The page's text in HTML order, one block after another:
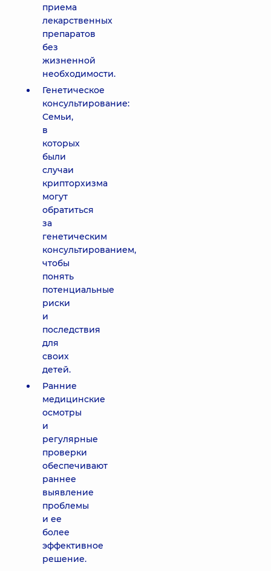
приема
лекарственных
препаратов
без
жизненной
необходимости.
Генетическое
консультирование:
Семьи,
в
которых
были
случаи
крипторхизма
могут
обратиться
за
генетическим
консультированием,
чтобы
понять
потенциальные
риски
и
последствия
для
своих
детей.
Ранние
медицинские
осмотры
и
регулярные
проверки
обеспечивают
раннее
выявление
проблемы
и ее
более
эффективное
решение.